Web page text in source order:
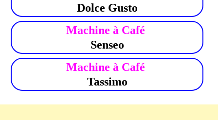
Dolce Gusto
Machine à Café
Senseo
Machine à Café
Tassimo